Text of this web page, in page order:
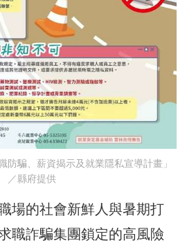
防騙、薪資揭示及就業隱私宣導計畫」
／縣府提供
場的社會新鮮人與暑期打
職詐騙集團鎖定的高風險